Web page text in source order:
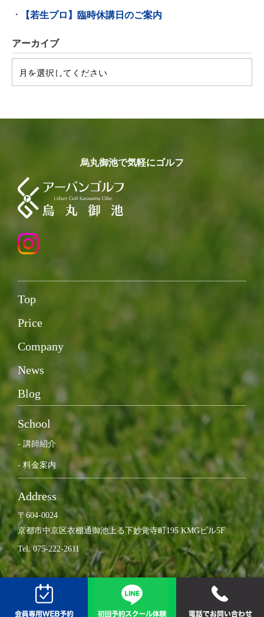
【若生プロ】臨時休講日のご案内
アーカイブ
烏丸御池で気軽にゴルフ
Top
Price
Company
News
Blog
School
- 講師紹介
- 料金案内
Address
〒604-0024
京都市中京区衣棚通御池上る下妙覚寺町195 KMGビル5F
Tel: 075-222-2611​
© 2022, Urban Golf Karasuma Oike.